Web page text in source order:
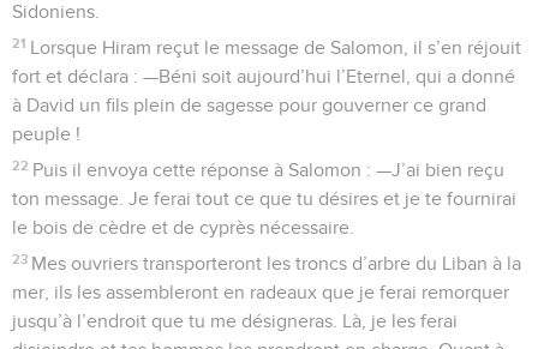
Sidoniens.
21 Lorsque Hiram reçut le message de Salomon, il s’en réjouit
fort et déclara : —Béni soit aujourd’hui l’Eternel, qui a donné
à David un fils plein de sagesse pour gouverner ce grand
peuple !
22 Puis il envoya cette réponse à Salomon : —J’ai bien reçu
ton message. Je ferai tout ce que tu désires et je te fournirai
le bois de cèdre et de cyprès nécessaire.
23 Mes ouvriers transporteront les troncs d’arbre du Liban à la
mer, ils les assembleront en radeaux que je ferai remorquer
jusqu’à l’endroit que tu me désigneras. Là, je les ferai